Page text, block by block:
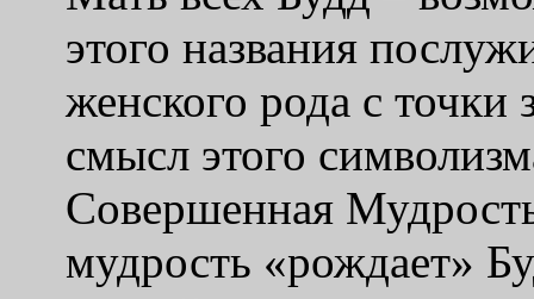
этого названия
женского рода с точки
смысл этого
Совершенная
мудрость «рождает»